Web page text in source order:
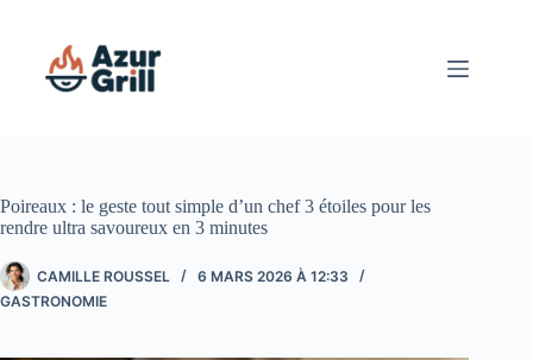
Poireaux : le geste tout simple d’un chef 3 étoiles pour les
rendre ultra savoureux en 3 minutes
CAMILLE ROUSSEL
6 MARS 2026 À 12:33
GASTRONOMIE